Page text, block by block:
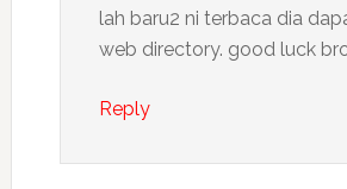
lah baru2 ni terbaca dia
web directory. good luck
Reply